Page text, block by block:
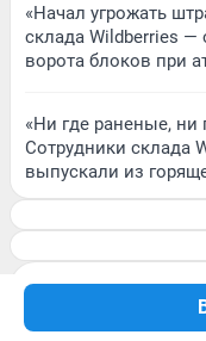
«Начал угрожать
склада Wildberries —
ворота блоков при
«Ни где раненые, ни
Сотрудники склада
выпускали из